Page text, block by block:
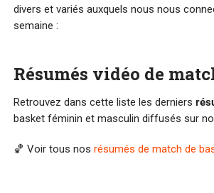
divers et variés auxquels nous nous
semaine :
Résumés vidéo de
Retrouvez dans cette liste les derniers
basket féminin et masculin diffusés sur
🏀 Voir tous nos résumés de match de